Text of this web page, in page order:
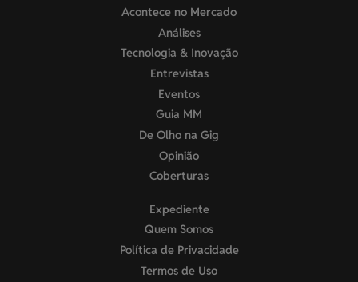
Acontece no Mercado
Análises
Tecnologia & Inovação
Entrevistas
Eventos
Guia MM
De Olho na Gig
Opinião
Coberturas
Expediente
Quem Somos
Política de Privacidade
Termos de Uso